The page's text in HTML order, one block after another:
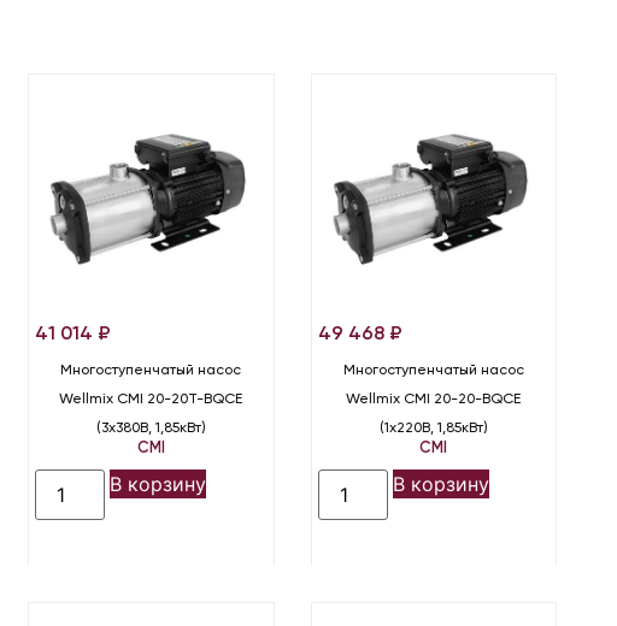
41 014 ₽
Многоступенчатый насос
Wellmix CMI 20-20T-BQCE
(3х380В, 1,85кВт)
CMI
В корзину
49 468 ₽
Многоступенчатый насос
Wellmix CMI 20-20-BQCE
(1х220В, 1,85кВт)
CMI
В корзину